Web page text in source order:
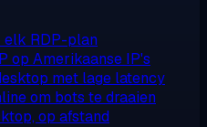
elk RDP-plan
op Amerikaanse IP's
met lage latency
om bots te draaien
op afstand